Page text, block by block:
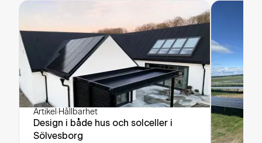
Artikel ·Hållbarhet
Design i både hus och solceller i
Sölvesborg